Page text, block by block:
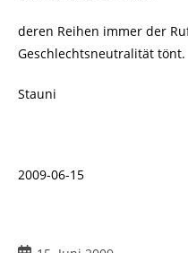
deren Reihen immer der
Geschlechtsneutralität tönt.
Stauni
2009-06-15